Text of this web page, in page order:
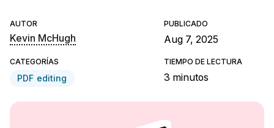
AUTOR
Kevin McHugh
PUBLICADO
Aug 7, 2025
CATEGORÍAS
PDF editing
TIEMPO DE LECTURA
3 minutos